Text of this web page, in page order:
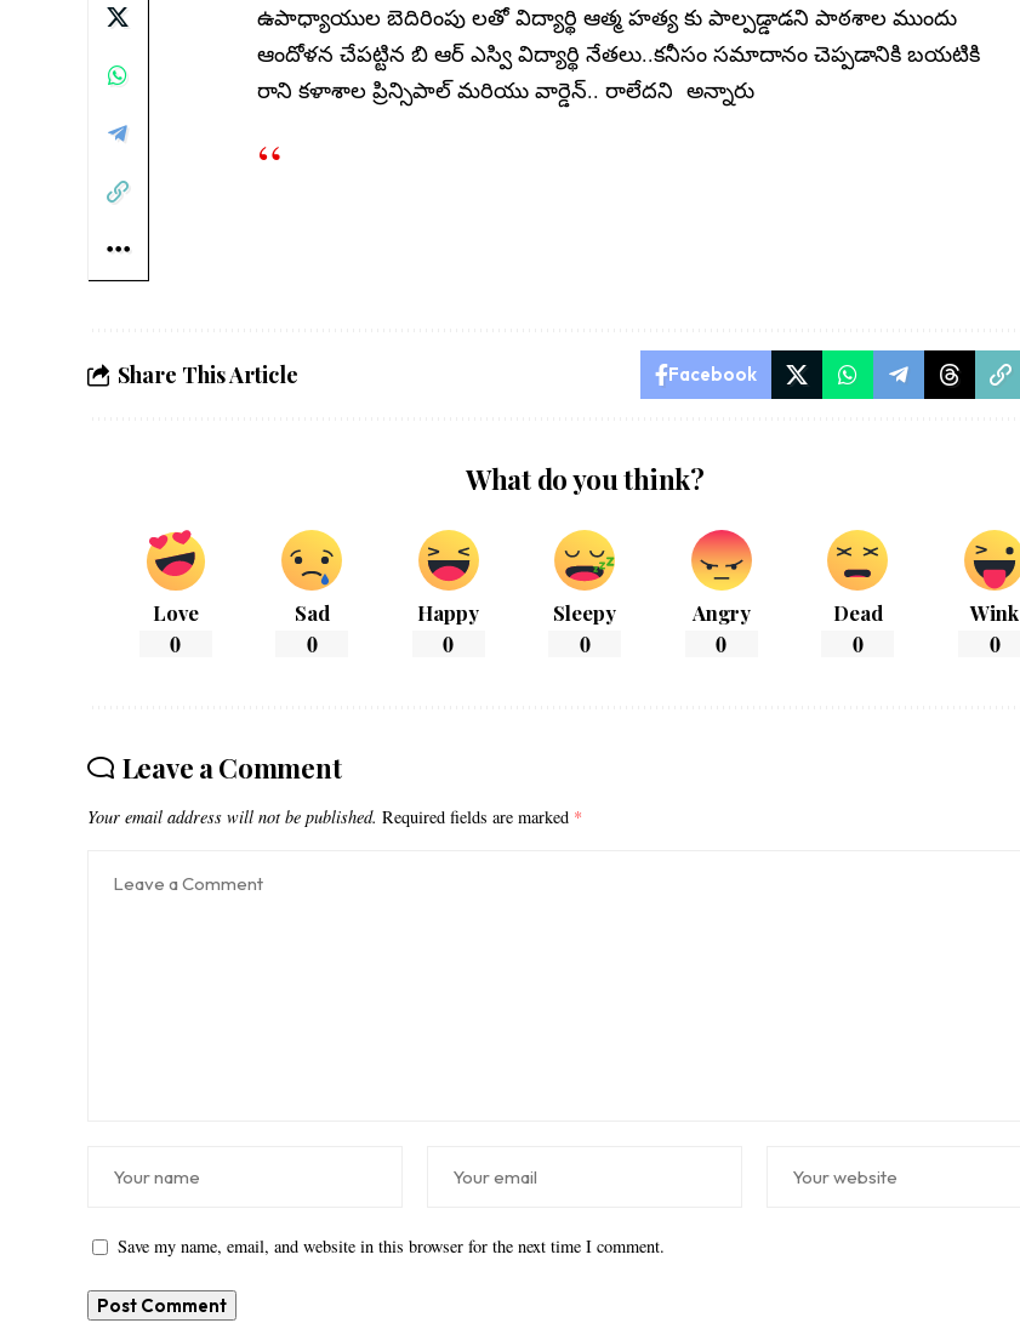
ఉపాధ్యాయుల బెదిరింపు లతో విద్యార్థి ఆత్మ హత్య కు పాల్పడ్డాడని పాఠశాల ముందు
ఆందోళన చేపట్టిన బి ఆర్ ఎస్వి విద్యార్థి నేతలు..కనీసం సమాదానం చెప్పడానికి బయటికి
రాని కళాశాల ప్రిన్సిపాల్ మరియు వార్డెన్.. రాలేదని అన్నారు
Share This Article Facebook
What do you think?
Love
0
Sad
0
Happy
0
Sleepy
0
Angry
0
Dead
0
Wink
0
Leave a Comment
Your email address will not be published. Required fields are marked *
Save my name, email, and website in this browser for the next time I comment.